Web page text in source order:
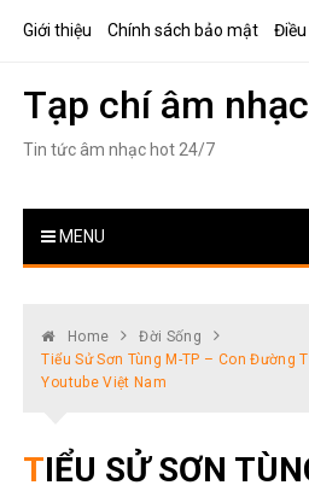
Giới thiệu Chính sách bảo mật
Tạp chí âm nhạc
Tin tức âm nhạc hot 24/7
MENU
Home
Đời Sống
Tiểu Sử Sơn Tùng M-TP – Con Đường
Youtube Việt Nam
TIỂU SỬ SƠN TÙNG M-TP –